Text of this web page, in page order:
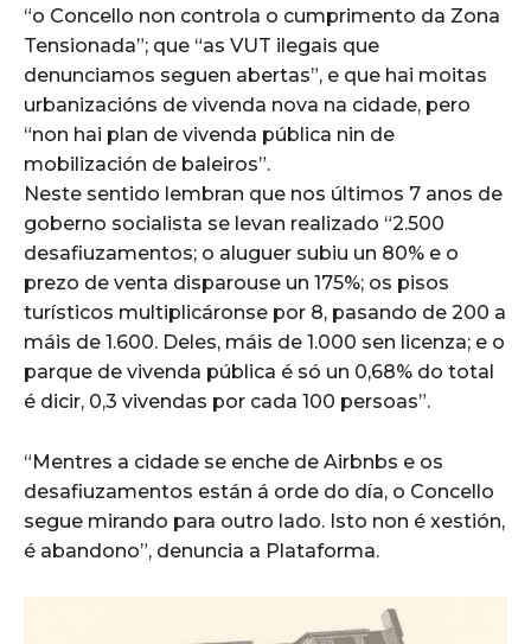
“o Concello non controla o cumprimento da Zona
Tensionada”; que “as VUT ilegais que
denunciamos seguen abertas”, e que hai moitas
urbanizacións de vivenda nova na cidade, pero
“non hai plan de vivenda pública nin de
mobilización de baleiros”.
Neste sentido lembran que nos últimos 7 anos de
goberno socialista se levan realizado “2.500
desafiuzamentos; o aluguer subiu un 80% e o
prezo de venta disparouse un 175%; os pisos
turísticos multiplicáronse por 8, pasando de 200 a
máis de 1.600. Deles, máis de 1.000 sen licenza; e o
parque de vivenda pública é só un 0,68% do total
é dicir, 0,3 vivendas por cada 100 persoas”.
“Mentres a cidade se enche de Airbnbs e os
desafiuzamentos están á orde do día, o Concello
segue mirando para outro lado. Isto non é xestión,
é abandono”, denuncia a Plataforma.